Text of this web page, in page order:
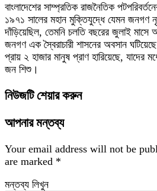
বাংলাদেশের সাম্প্রতিক রাজনৈতিক
১৯৭১ সালের মহান মুক্তিযুদ্ধে যেমন জনগণ
দাঁড়িয়েছিল, তেমনি চলতি বছরের জুলাই
জনগণ এক স্বৈরাচারী শাসনের অবসান
প্রায় ২ হাজার মানুষ প্রাণ হারিয়েছে,
জন শিশু।
নিউজটি শেয়ার করুন
আপনার মন্তব্য
Your email address will not be
are marked *
মন্তব্য লিখুন